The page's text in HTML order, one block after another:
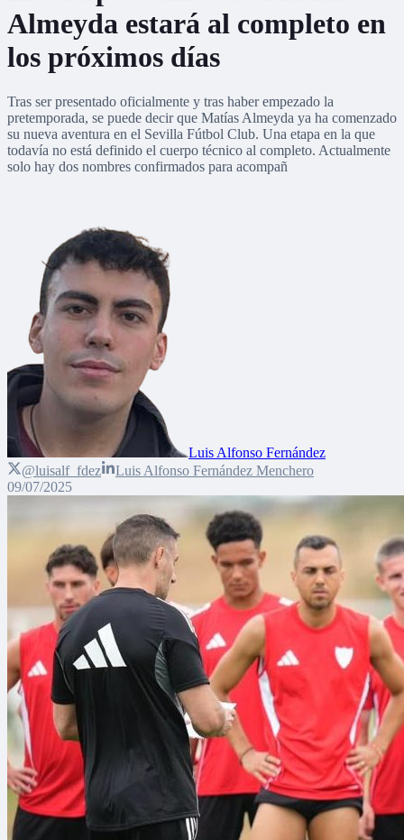
Almeyda estará al completo en
los próximos días
Tras ser presentado oficialmente y tras haber empezado la
pretemporada, se puede decir que Matías Almeyda ya ha comenzado
su nueva aventura en el Sevilla Fútbol Club. Una etapa en la que
todavía no está definido el cuerpo técnico al completo. Actualmente
solo hay dos nombres confirmados para acompañ
Luis Alfonso Fernández
@luisalf_fdez
Luis Alfonso Fernández Menchero
09/07/2025